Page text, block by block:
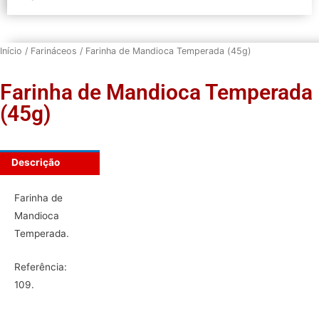
Início / Farináceos / Farinha de Mandioca Temperada (45g)
Farinha de Mandioca Temperada
(45g)
Descrição
Farinha de
Mandioca
Temperada.
Referência:
109.